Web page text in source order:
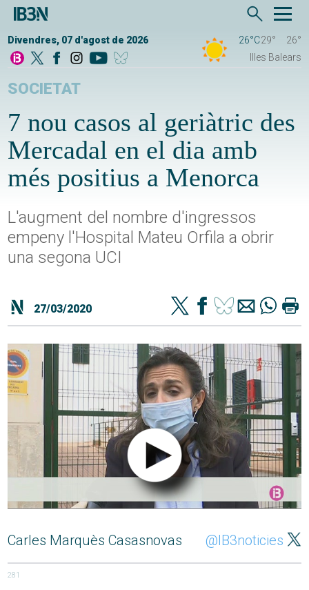
Divendres, 07 d'agost de 2026 26°C29°
26°
Illes Balears
SOCIETAT
7 nou casos al geriàtric des
Mercadal en el dia amb
més positius a Menorca
L'augment del nombre d'ingressos
empeny l'Hospital Mateu Orfila a obrir
una segona UCI
27/03/2020
Carles Marquès Casasnovas @IB3noticies
281